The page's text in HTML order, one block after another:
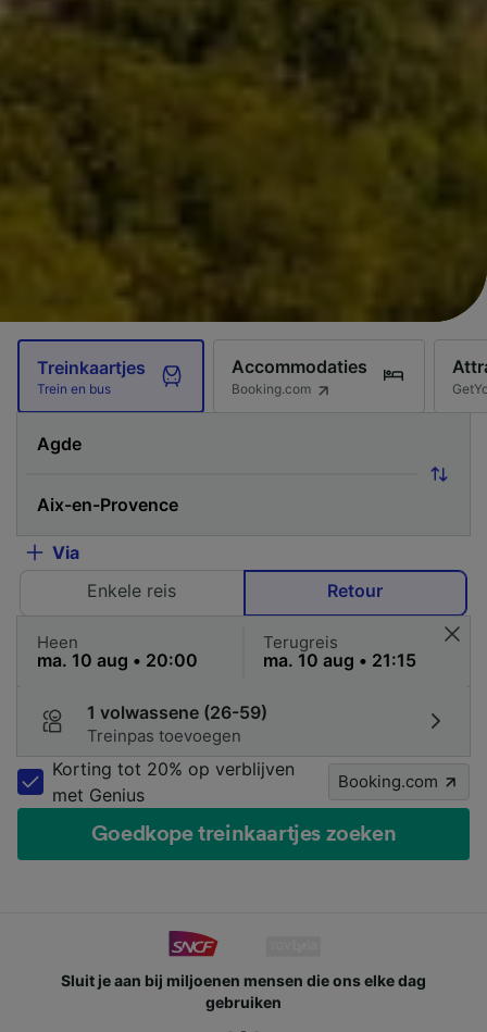
Treinkaartjes
Trein en bus
Accommodaties
Booking.com
Via
Enkele reis
Retour
Heen Terugreis
1 volwassene (26-59)
Treinpas toevoegen
Korting tot 20% op verblijven
met Genius
Booking.com
Goedkope treinkaartjes zoeken
Sluit je aan bij miljoenen mensen die ons elke dag
gebruiken